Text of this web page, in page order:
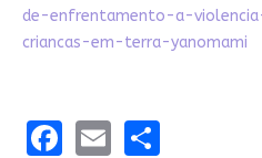
de-enfrentamento-a-
criancas-em-terra-yanomami
Facebook
EmailShare